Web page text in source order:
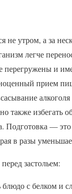
не утром, а за
легче
перегружены и
прием
также избегать
Подготовка — это
в разы
застольем:
блюдо с белком и